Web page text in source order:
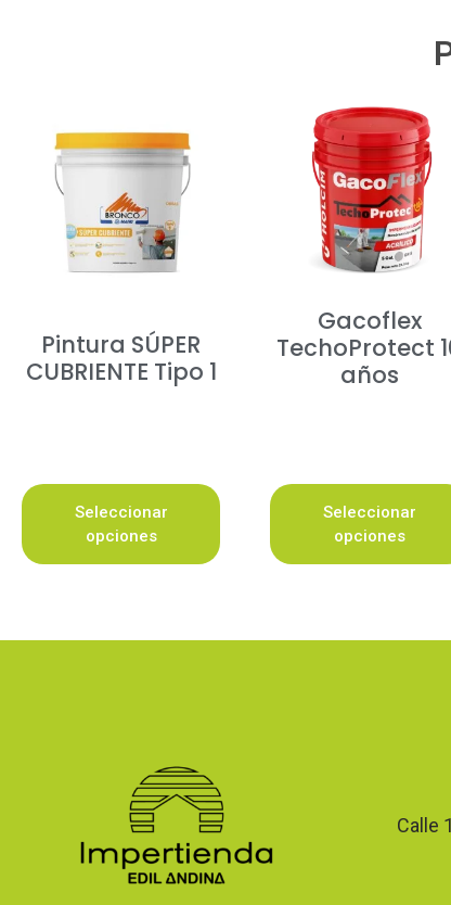
Pintura SÚPER
CUBRIENTE Tipo 1
Seleccionar
opciones
Gacoflex
TechoProtect
años
Seleccionar
opciones
Calle